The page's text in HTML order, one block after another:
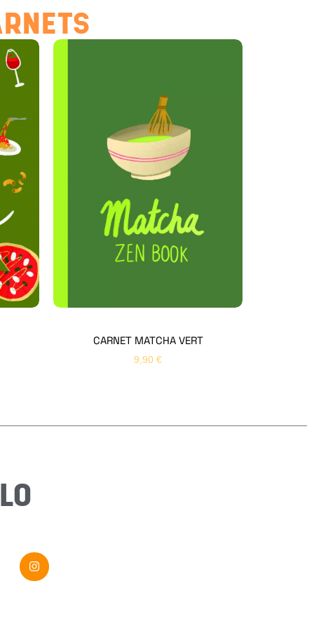
CARNET MATCHA VERT
9,90 €
Hello Editions
Nous revenons vers vous rapidement
Bonjour 👋
Nom* Prénom*